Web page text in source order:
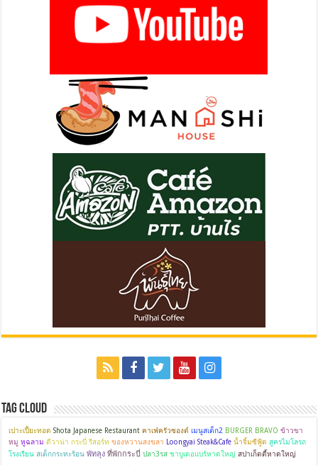
Tag Cloud
เปาะเปี้ยะทอด Shota Japanese Restaurant คาเฟ่ครัวซองต์ เมนูสเต็ก2 BURGER BRAVO ข้าวขา
หมู หูฉลาม ดีวาน่า กระบี่ รีสอร์ท ของหวานสงขลา Loongyai Steak&Cafe น้ำจิ้มซีฟู้ด สูครไมโลรถ
โรงเรียน สเต็กกระทะร้อน พัทลุง ที่พักกระบี่ ปลา3รส ชาบูเดอแบร์หาดใหญ่ สปาเก็ตตี้หาดใหญ่